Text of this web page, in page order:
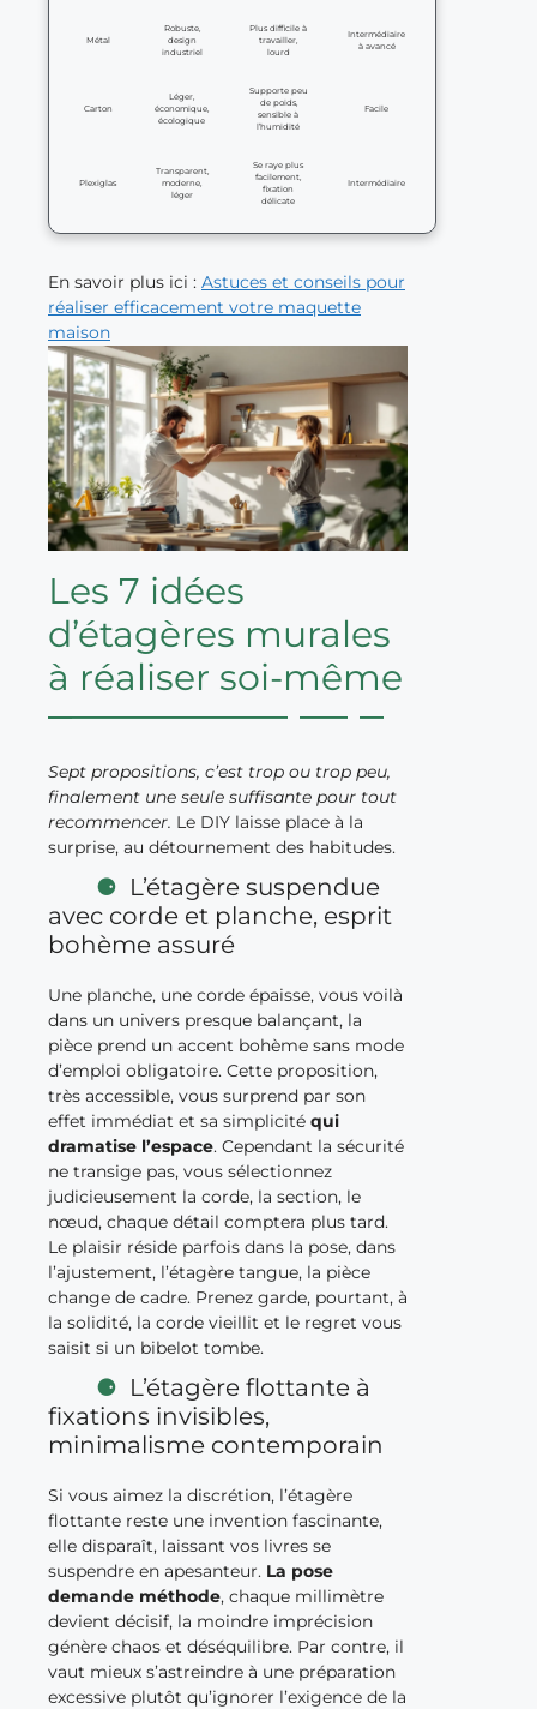
Métal
Robuste,
design
industriel
Plus difficile à
travailler,
lourd
Intermédiaire
à avancé
Carton
Léger,
économique,
écologique
Supporte peu
de poids,
sensible à
l’humidité
Facile
Plexiglas
Transparent,
moderne,
léger
Se raye plus
facilement,
fixation
délicate
Intermédiaire
En savoir plus ici : Astuces et conseils pour
réaliser efficacement votre maquette
maison
Les 7 idées
d’étagères murales
à réaliser soi-même
Sept propositions, c’est trop ou trop peu,
finalement une seule suffisante pour tout
recommencer. Le DIY laisse place à la
surprise, au détournement des habitudes.
L’étagère suspendue
avec corde et planche, esprit
bohème assuré
Une planche, une corde épaisse, vous voilà
dans un univers presque balançant, la
pièce prend un accent bohème sans mode
d’emploi obligatoire. Cette proposition,
très accessible, vous surprend par son
effet immédiat et sa simplicité qui
dramatise l’espace. Cependant la sécurité
ne transige pas, vous sélectionnez
judicieusement la corde, la section, le
nœud, chaque détail comptera plus tard.
Le plaisir réside parfois dans la pose, dans
l’ajustement, l’étagère tangue, la pièce
change de cadre. Prenez garde, pourtant, à
la solidité, la corde vieillit et le regret vous
saisit si un bibelot tombe.
L’étagère flottante à
fixations invisibles,
minimalisme contemporain
Si vous aimez la discrétion, l’étagère
flottante reste une invention fascinante,
elle disparaît, laissant vos livres se
suspendre en apesanteur. La pose
demande méthode, chaque millimètre
devient décisif, la moindre imprécision
génère chaos et déséquilibre. Par contre, il
vaut mieux s’astreindre à une préparation
excessive plutôt qu’ignorer l’exigence de la